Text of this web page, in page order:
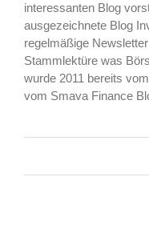
interessanten Blog
ausgezeichnete Blog
regelmäßige
Stammlektüre was
wurde 2011 bereits
vom Smava Finance